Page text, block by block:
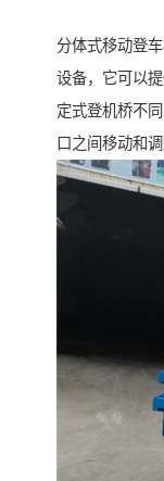
分体式移动登
设备，它可以
定式登机桥不
口之间移动和调